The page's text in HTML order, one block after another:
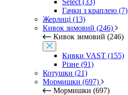
Select (33)
Гачки з краплею (7)
Жерлиці (13)
Кивок зимовий (246)
Кивок зимовий (246)
Кивки VAST (155)
Різне (91)
Котушки (21)
Мормишки (697)
Мормишки (697)